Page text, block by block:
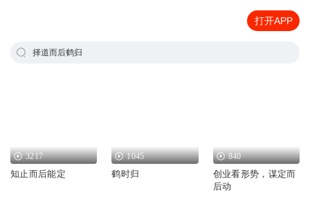
打开APP
择道而后鹤归
3217
知止而后能定
1045
鹤时归
840
创业看形势，谋定而
后动